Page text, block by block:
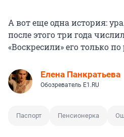
А вот еще одна история:
после этого три года
«Воскресили» его только
Елена Панкратьева
Обозреватель E1.RU
Паспорт Пенсионерка